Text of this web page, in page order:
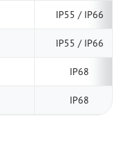
IP55 / IP66
IP55 / IP66
IP68
IP68